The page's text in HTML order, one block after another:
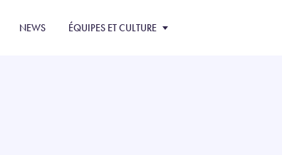
NEWS ÉQUIPES ET CULTURE